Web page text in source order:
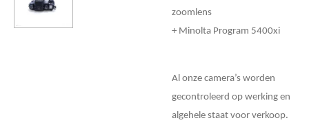
zoomlens
+ Minolta Program 5400xi
Al onze camera’s worden
gecontroleerd op werking en
algehele staat voor verkoop.